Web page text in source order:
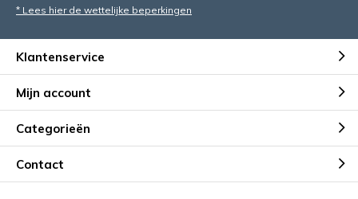
* Lees hier de wettelijke beperkingen
Klantenservice
Mijn account
Categorieën
Contact